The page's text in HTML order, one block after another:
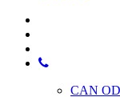
CAN